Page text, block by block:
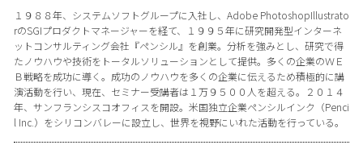
１９８８年、システムソフトグループに入社し、Adobe PhotoshopIllustrato
rのSGIプロダクトマネージャーを経て、１９９５年に研究開発型インターネ
ットコンサルティング会社『ペンシル』を創業。分析を強みとし、研究で得
たノウハウや技術をトータルソリューションとして提供。多くの企業のＷＥ
Ｂ戦略を成功に導く。成功のノウハウを多くの企業に伝えるため積極的に講
演活動を行い、現在、セミナー受講者は１万９５００人を超える。２０１４
年、サンフランシスコオフィスを開設。米国独立企業ペンシルインク（Penci
l Inc.）をシリコンバレーに設立し、世界を視野にいれた活動を行っている。